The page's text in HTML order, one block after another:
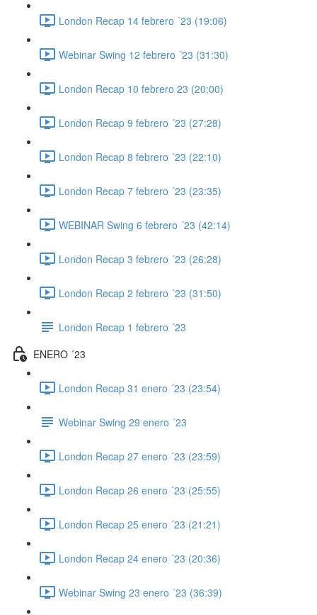
London Recap 14 febrero ´23 (19:06)
Webinar Swing 12 febrero ´23 (31:30)
London Recap 10 febrero 23 (20:00)
London Recap 9 febrero ´23 (27:28)
London Recap 8 febrero ´23 (22:10)
London Recap 7 febrero ´23 (23:35)
WEBINAR Swing 6 febrero ´23 (42:14)
London Recap 3 febrero ´23 (26:28)
London Recap 2 febrero ´23 (31:50)
London Recap 1 febrero ´23
ENERO ´23
London Recap 31 enero ´23 (23:54)
Webinar Swing 29 enero ´23
London Recap 27 enero ´23 (23:59)
London Recap 26 enero ´23 (25:55)
London Recap 25 enero ´23 (21:21)
London Recap 24 enero ´23 (20:36)
Webinar Swing 23 enero ´23 (36:39)